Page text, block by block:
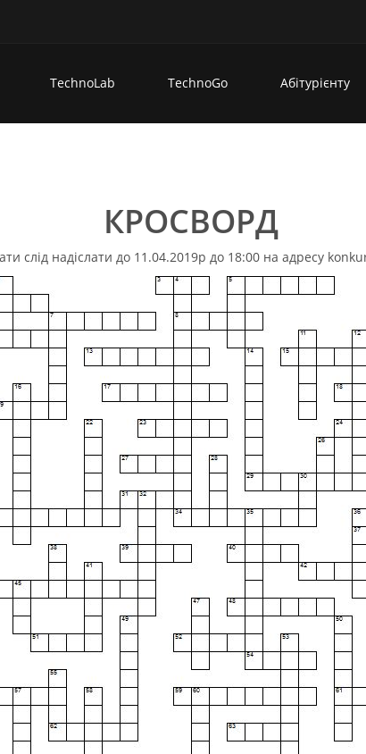
TechnoLab TechnoGo Абітурієнту
КРОСВОРД
слід надіслати до 11.04.2019р до 18:00 на адресу